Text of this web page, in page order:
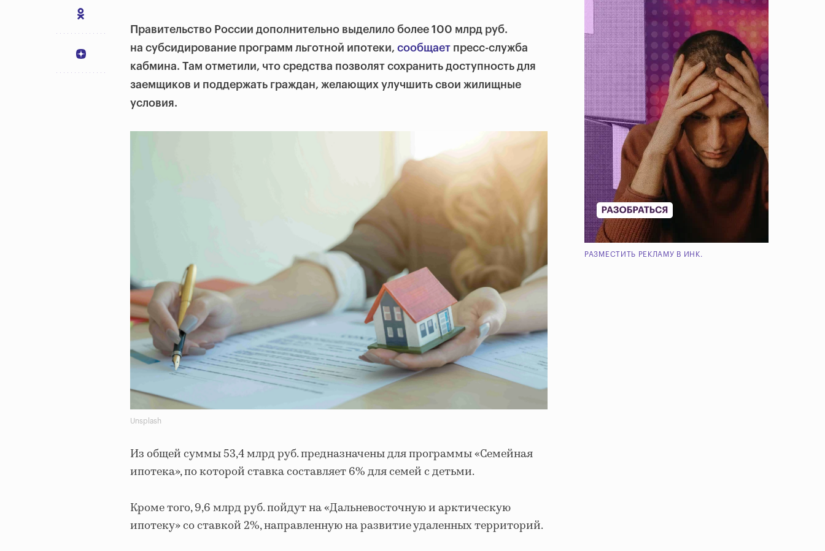
Правительство России дополнительно выделило более 100 млрд руб.
на субсидирование программ льготной ипотеки, сообщает пресс-служба
кабмина. Там отметили, что средства позволят сохранить доступность для
заемщиков и поддержать граждан, желающих улучшить свои жилищные
условия.
Unsplash
Из общей суммы 53,4 млрд руб. предназначены для программы «Семейная
ипотека», по которой ставка составляет 6% для семей с детьми.
Кроме того, 9,6 млрд руб. пойдут на «Дальневосточную и арктическую
ипотеку» со ставкой 2%, направленную на развитие удаленных территорий.
РАЗМЕСТИТЬ РЕКЛАМУ В ИНК.